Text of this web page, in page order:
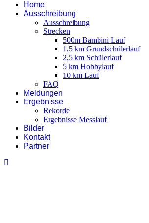
Home
Ausschreibung
Ausschreibung
Strecken
500m Bambini Lauf
1,5 km Grundschülerlauf
2,5 km Schülerlauf
5 km Hobbylauf
10 km Lauf
FAQ
Meldungen
Ergebnisse
Rekorde
Ergebnisse Messlauf
Bilder
Kontakt
Partner